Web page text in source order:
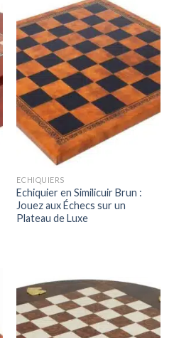
ECHIQUIERS
Echiquier en Similicuir Brun :
Jouez aux Échecs sur un
Plateau de Luxe